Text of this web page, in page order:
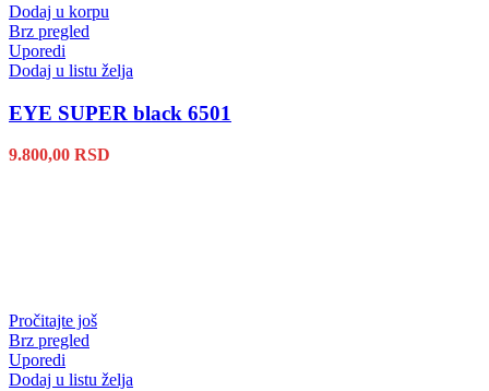
Dodaj u korpu
Brz pregled
Uporedi
Dodaj u listu želja
EYE SUPER black 6501
9.800,00 RSD
Pročitajte još
Brz pregled
Uporedi
Dodaj u listu želja